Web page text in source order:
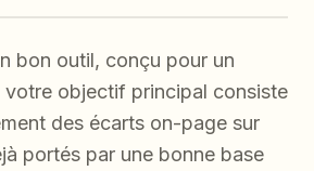
bon outil, conçu pour un
votre objectif principal consiste
des écarts on-page sur
portés par une bonne base